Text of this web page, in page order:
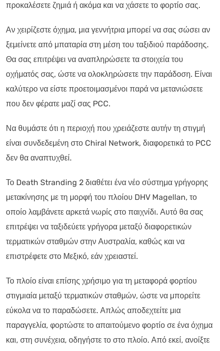
προκαλέσετε ζημιά ή ακόμα και να χάσετε το φορτίο σας.
Αν χειρίζεστε όχημα, μια γεννήτρια μπορεί να σας σώσει αν
ξεμείνετε από μπαταρία στη μέση του ταξιδιού παράδοσης.
Θα σας επιτρέψει να αναπληρώσετε τα στοιχεία του
οχήματός σας, ώστε να ολοκληρώσετε την παράδοση. Είναι
καλύτερο να είστε προετοιμασμένοι παρά να μετανιώσετε
που δεν φέρατε μαζί σας PCC.
Να θυμάστε ότι η περιοχή που χρειάζεστε αυτήν τη στιγμή
είναι συνδεδεμένη στο Chiral Network, διαφορετικά το PCC
δεν θα αναπτυχθεί.
Το Death Stranding 2 διαθέτει ένα νέο σύστημα γρήγορης
μετακίνησης με τη μορφή του πλοίου DHV Magellan, το
οποίο λαμβάνετε αρκετά νωρίς στο παιχνίδι. Αυτό θα σας
επιτρέψει να ταξιδεύετε γρήγορα μεταξύ διαφορετικών
τερματικών σταθμών στην Αυστραλία, καθώς και να
επιστρέφετε στο Μεξικό, εάν χρειαστεί.
Το πλοίο είναι επίσης χρήσιμο για τη μεταφορά φορτίου
στιγμιαία μεταξύ τερματικών σταθμών, ώστε να μπορείτε
εύκολα να το παραδώσετε. Απλώς αποδεχτείτε μια
παραγγελία, φορτώστε το απαιτούμενο φορτίο σε ένα όχημα
και, στη συνέχεια, οδηγήστε το στο πλοίο. Από εκεί, ανοίξτε